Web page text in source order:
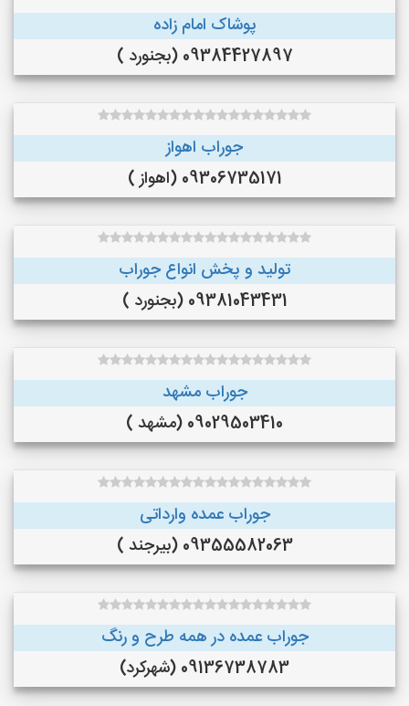
پوشاک امام زاده
09384427897 (بجنورد )
جوراب اهواز
09306735171 (اهواز )
تولید و پخش انواع جوراب
09381043431 (بجنورد )
جوراب مشهد
09029503410 (مشهد )
جوراب عمده وارداتی
09355582063 (بیرجند )
جوراب عمده در همه طرح و رنگ
09136738783 (شهرکرد)